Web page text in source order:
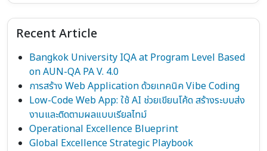
Recent Article
Bangkok University IQA at Program Level Based
on AUN-QA PA V. 4.0
การสร้าง Web Application ด้วยเทคนิค Vibe Coding
Low-Code Web App: ใช้ AI ช่วยเขียนโค้ด สร้างระบบส่ง
งานและติดตามผลแบบเรียลไทม์
Operational Excellence Blueprint
Global Excellence Strategic Playbook